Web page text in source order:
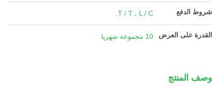
شروط الدفع T / T ، L / C.
القدرة على العرض 10 مجموعة شهريا
وصف المنتج